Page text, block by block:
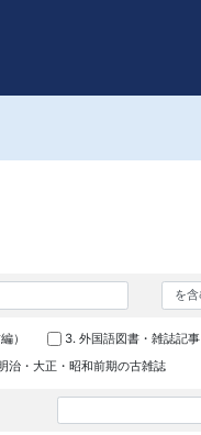
） 3. 外国語図書・雑誌記事
治・大正・昭和前期の古雑誌